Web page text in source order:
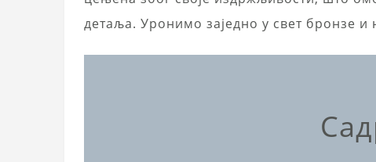
детаља. Уронимо заједно у свет бронзе и